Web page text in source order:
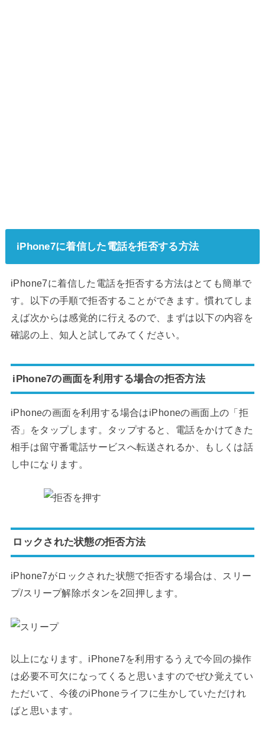
iPhone7に着信した電話を拒否する方法
iPhone7に着信した電話を拒否する方法はとても簡単で
す。以下の手順で拒否することができます。慣れてしま
えば次からは感覚的に行えるので、まずは以下の内容を
確認の上、知人と試してみてください。
iPhone7の画面を利用する場合の拒否方法
iPhoneの画面を利用する場合はiPhoneの画面上の「拒
否」をタップします。タップすると、電話をかけてきた
相手は留守番電話サービスへ転送されるか、もしくは話
し中になります。
ロックされた状態の拒否方法
iPhone7がロックされた状態で拒否する場合は、スリー
プ/スリープ解除ボタンを2回押します。
以上になります。iPhone7を利用するうえで今回の操作
は必要不可欠になってくると思いますのでぜひ覚えてい
ただいて、今後のiPhoneライフに生かしていただけれ
ばと思います。